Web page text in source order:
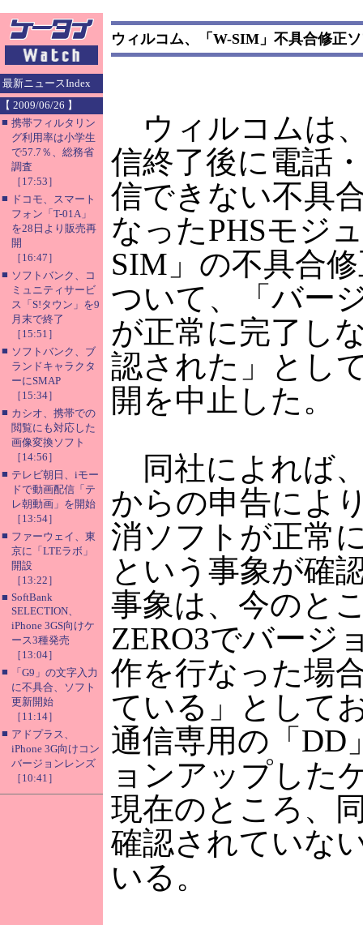
最新ニュースIndex
【 2009/06/26 】
■ 携帯フィルタリン
グ利用率は小学生
で57.7％、総務省
調査
［17:53］
■ ドコモ、スマート
フォン「T-01A」
を28日より販売再
開
［16:47］
■ ソフトバンク、コ
ミュニティサービ
ス「S!タウン」を9
月末で終了
［15:51］
■ ソフトバンク、ブ
ランドキャラクタ
ーにSMAP
［15:34］
■ カシオ、携帯での
閲覧にも対応した
画像変換ソフト
［14:56］
■ テレビ朝日、iモー
ドで動画配信「テ
レ朝動画」を開始
［13:54］
■ ファーウェイ、東
京に「LTEラボ」
開設
［13:22］
■ SoftBank
SELECTION、
iPhone 3GS向けケ
ース3種発売
［13:04］
■
「G9」の文字入力
に不具合、ソフト
更新開始
［11:14］
■ アドプラス、
iPhone 3G向けコン
バージョンレンズ
［10:41］
ウィルコム、「W-SIM」不具合修正
ウィルコムは
信終了後に電話
信できない不具
なったPHSモジ
SIM」の不具合
ついて、「バー
が正常に完了し
認された」とし
開を中止した。
同社によれば
からの申告によ
消ソフトが正常
という事象が確
事象は、今のと
ZERO3でバージ
作を行なった場
ている」として
通信専用の「DD
ョンアップした
現在のところ、
確認されていな
いる。